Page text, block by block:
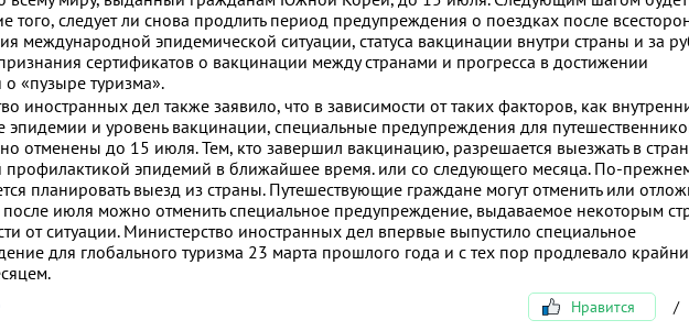
того, следует ли снова продлить период предупреждения о поездках после
международной эпидемической ситуации, статуса вакцинации внутри страны и за
сертификатов о вакцинации между странами и прогресса в достижении
«пузыре туризма».
иностранных дел также заявило, что в зависимости от таких факторов, как
эпидемии и уровень вакцинации, специальные предупреждения для
отменены до 15 июля. Тем, кто завершил вакцинацию, разрешается выезжать в
профилактикой эпидемий в ближайшее время. или со следующего месяца. По-
планировать выезд из страны. Путешествующие граждане могут отменить или
после июля можно отменить специальное предупреждение, выдаваемое некоторым
от ситуации. Министерство иностранных дел впервые выпустило специальное
для глобального туризма 23 марта прошлого года и с тех пор продлевало
Нравится /